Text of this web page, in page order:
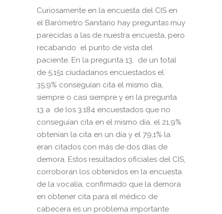
Curiosamente en la encuesta del CIS en
el Barómetro Sanitario hay preguntas muy
parecidas a las de nuestra encuesta, pero
recabando el punto de vista del
paciente. En la pregunta 13, de un total
de 5.151 ciudadanos encuestados el
35,9% conseguían cita el mismo día,
siempre o casi siempre y en la pregunta
13 a de los 3.184 encuestados que no
conseguían cita en el mismo día, el 21,9%
obtenían la cita en un día y el 79,1% la
eran citados con más de dos días de
demora. Estos resultados oficiales del CIS,
corroboran los obtenidos en la encuesta
de la vocalía, confirmado que la demora
en obtener cita para el médico de
cabecera es un problema importante